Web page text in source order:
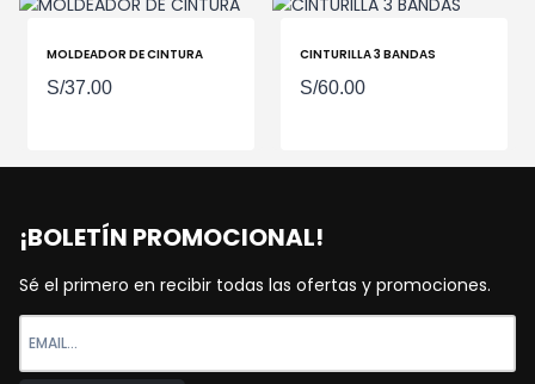
MOLDEADOR DE CINTURA
S/37.00
CINTURILLA 3 BANDAS
S/60.00
¡BOLETÍN PROMOCIONAL!
Sé el primero en recibir todas las ofertas y promociones.